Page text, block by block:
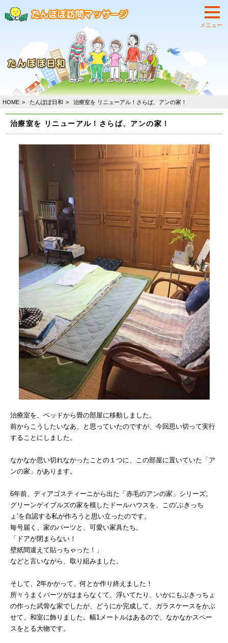
HOME たんぽぽ日和 治療室を リニューアル！さらば、アンの家！
治療室を リニューアル！さらば、アンの家！
治療室を、ベッドから畳の部屋に移動しました。
前からこうしたいなあ、と思っていたのですが、今回思い切って実行
することにしました。
なかなか思い切れなかったことの１つに、この部屋に置いていた「ア
ンの家」があります。
6年前、ディアゴスティーニから出た「赤毛のアンの家」シリーズ。
グリーンゲイブルズの家を模したドールハウスを、この‘ぶきっち
ょ’を自認する私が作ろうと思い立ったのです。
毎号届く、家のパーツと、可愛い家具たち。
「ドアが閉まらない！
壁紙間違えて貼っちゃった！」
などと言いながら、取り組みました。
そして、2年かかって、何とか作り終えました！
所々うまくパーツがはまらなくて、浮いてたり、いかにもぶきっちょ
の作った武骨な家でしたが、どうにか完成して、ガラスケースをかぶ
せて、和室に飾りました。幅1メートルはあるので、なかなかスペー
スをとる大物です。